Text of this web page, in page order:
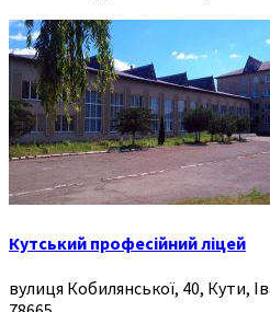
Кутський професійний ліцей
вулиця Кобилянської, 40, Кути,